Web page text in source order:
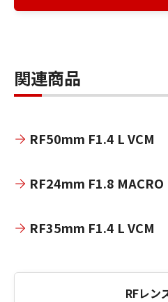
関連商品
RF50mm F1.4 L VCM
RF24mm F1.8 MACRO
RF35mm F1.4 L VCM
RFレン